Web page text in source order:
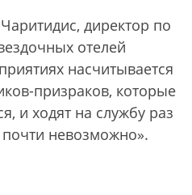
директор по
отелей
насчитывается
призраков, которые
и ходят на службу раз
невозможно».